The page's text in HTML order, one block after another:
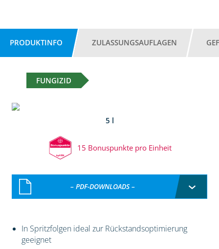
PRODUKTINFO ZULASSUNGSAUFLAGEN
FUNGIZID
5 l
15 Bonuspunkte pro Einheit
– PDF-DOWNLOADS –
In Spritzfolgen ideal zur Rückstandsoptimierung
geeignet